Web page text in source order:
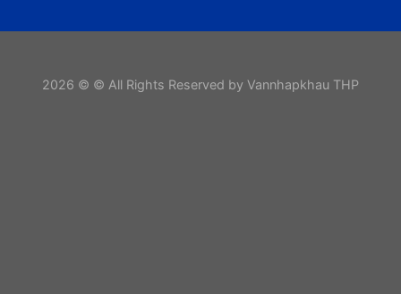
2026 © © All Rights Reserved by Vannhapkhau THP